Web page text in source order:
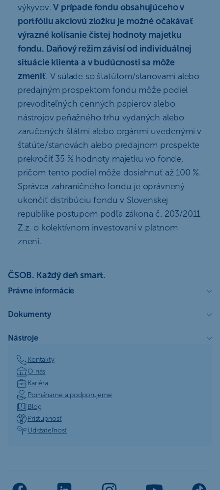
výkyvov.V prípade fondu obsahujúceho v
portfóliu akciovú zložku je možné očakávať
výrazné kolísanie čistej hodnoty majetku
fondu. Daňový režim závisí od individuálnej
situácie klienta a v budúcnosti sa môže
zmeniť. V súlade so štatútom/stanovami alebo
predajným prospektom fondu môže podiel
prevoditeľných cenných papierov alebo
nástrojov peňažného trhu vydaných alebo
zaručených štátmi alebo orgánmi uvedenými v
štatúte/stanovách alebo predajnom prospekte
prekročiť 35 % hodnoty majetku vo fonde,
pričom tento podiel môže dosiahnuť až 100 %.
Správca zahraničného fondu je oprávnený
ukončiť distribúciu fondu v Slovenskej
republike postupom podľa zákona č. 203/2011
Z.z. o kolektívnom investovaní v platnom
znení.
ČSOB. Každý deň smart.
Právne informácie
Dokumenty
Nástroje
Kontakty
O nás
Kariéra
Pomáhame a podporujeme
Blog
Prístupnosť
Udržateľnosť